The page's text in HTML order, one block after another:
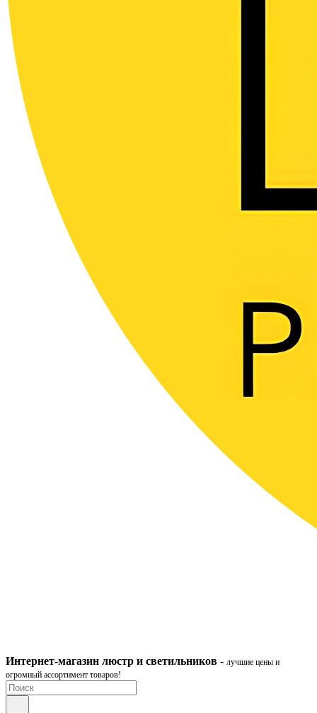
Интернет-магазин люстр и светильников - лучшие цены и
огромный ассортимент товаров!